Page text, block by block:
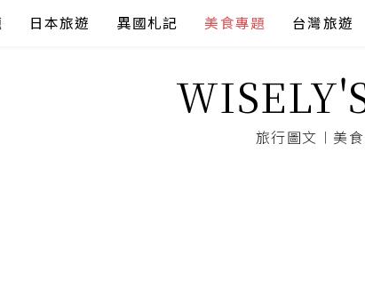
日本旅遊 異國札記 美食專題 台灣旅遊
旅行圖文︱美